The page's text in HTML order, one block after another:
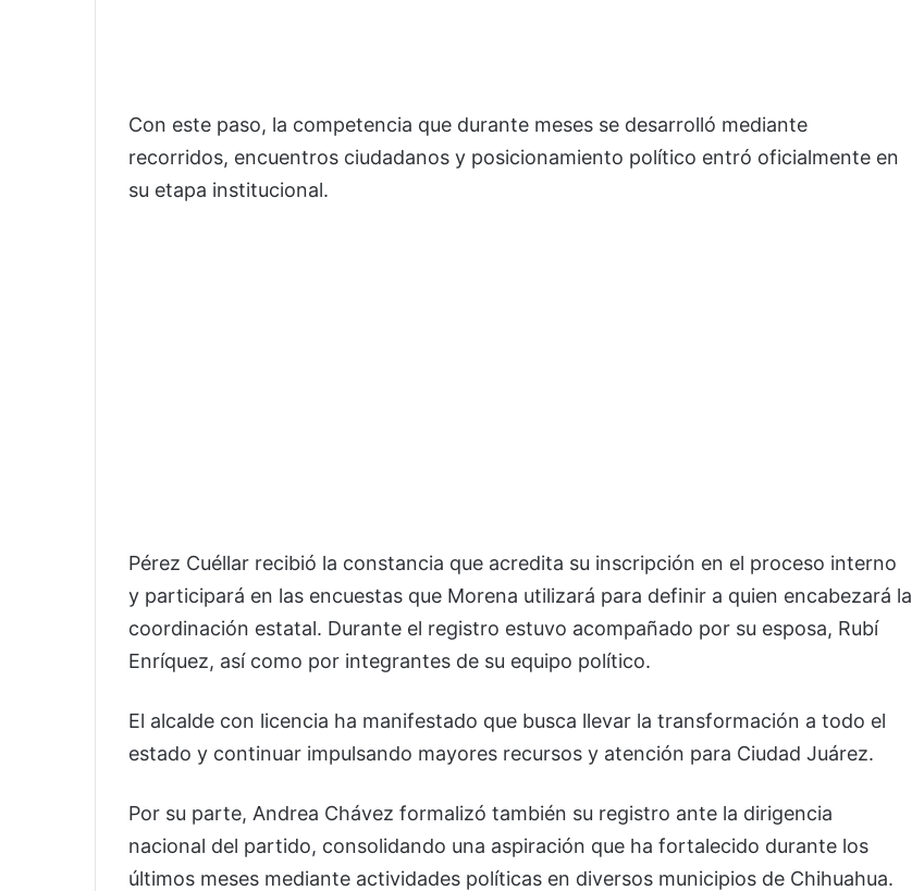
Con este paso, la competencia que durante meses se desarrolló mediante
recorridos, encuentros ciudadanos y posicionamiento político entró oficialmente en
su etapa institucional.
Pérez Cuéllar recibió la constancia que acredita su inscripción en el proceso interno
y participará en las encuestas que Morena utilizará para definir a quien encabezará la
coordinación estatal. Durante el registro estuvo acompañado por su esposa, Rubí
Enríquez, así como por integrantes de su equipo político.
El alcalde con licencia ha manifestado que busca llevar la transformación a todo el
estado y continuar impulsando mayores recursos y atención para Ciudad Juárez.
Por su parte, Andrea Chávez formalizó también su registro ante la dirigencia
nacional del partido, consolidando una aspiración que ha fortalecido durante los
últimos meses mediante actividades políticas en diversos municipios de Chihuahua.